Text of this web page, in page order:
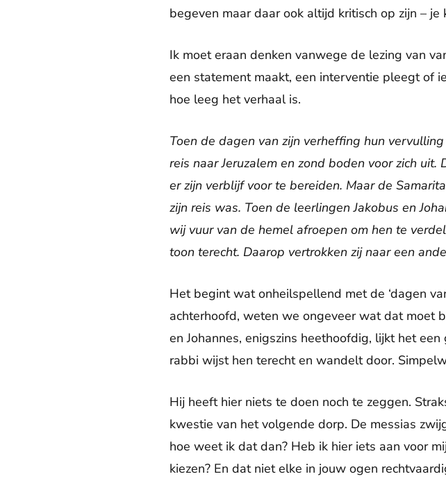
begeven maar daar ook altijd kritisch op zijn –
Ik moet eraan denken vanwege de lezing van
een statement maakt, een interventie pleegt of
hoe leeg het verhaal is.
Toen de dagen van zijn verheffing hun
reis naar Jeruzalem en zond boden voor zich
er zijn verblijf voor te bereiden. Maar de
zijn reis was. Toen de leerlingen Jakobus en
wij vuur van de hemel afroepen om hen te
toon terecht. Daarop vertrokken zij naar een
Het begint wat onheilspellend met de ‘dagen
achterhoofd, weten we ongeveer wat dat moet
en Johannes, enigszins heethoofdig, lijkt het
rabbi wijst hen terecht en wandelt door.
Hij heeft hier niets te doen noch te zeggen.
kwestie van het volgende dorp. De messias
hoe weet ik dat dan? Heb ik hier iets aan voor
kiezen? En dat niet elke in jouw ogen